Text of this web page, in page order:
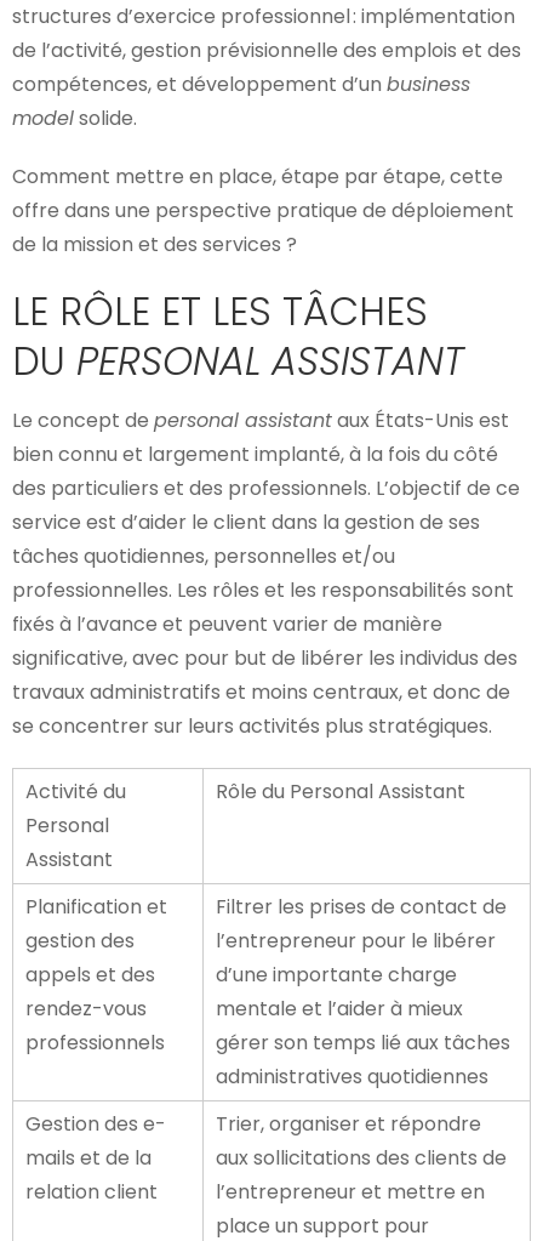
structures d’exercice professionnel : implémentation
de l’activité, gestion prévisionnelle des emplois et des
compétences, et développement d’un business
modelsolide.
Comment mettre en place, étape par étape, cette
offre dans une perspective pratique de déploiement
de la mission et des services ?
LE RÔLE ET LES TÂCHES
DU PERSONAL ASSISTANT
Le concept de personal assistantaux États-Unis est
bien connu et largement implanté, à la fois du côté
des particuliers et des professionnels. L’objectif de ce
service est d’aider le client dans la gestion de ses
tâches quotidiennes, personnelles et/ou
professionnelles. Les rôles et les responsabilités sont
fixés à l’avance et peuvent varier de manière
significative, avec pour but de libérer les individus des
travaux administratifs et moins centraux, et donc de
se concentrer sur leurs activités plus stratégiques.
Activité du
Personal
Assistant
Rôle du Personal Assistant
Planification et
gestion des
appels et des
rendez-vous
professionnels
Filtrer les prises de contact de
l’entrepreneur pour le libérer
d’une importante charge
mentale et l’aider à mieux
gérer son temps lié aux tâches
administratives quotidiennes
Gestion des e-
mails et de la
relation client
Trier, organiser et répondre
aux sollicitations des clients de
l’entrepreneur et mettre en
place un support pour